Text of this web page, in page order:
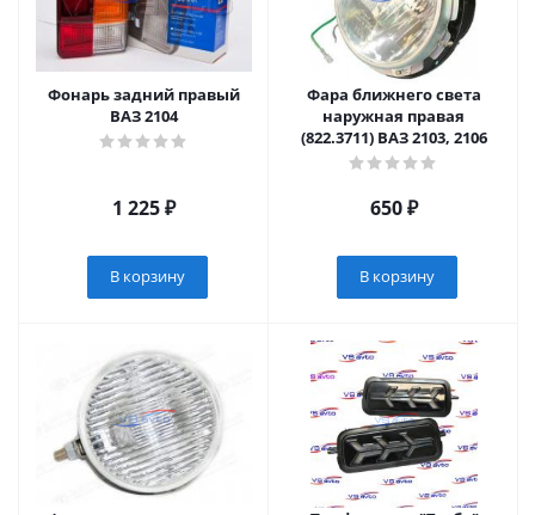
Фонарь задний правый
ВАЗ 2104
1 225₽
В корзину
Фара ближнего света
наружная правая
(822.3711) ВАЗ 2103, 2106
650₽
В корзину